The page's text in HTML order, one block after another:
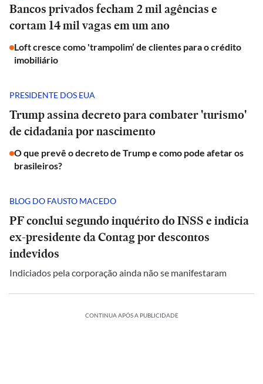
Bancos privados fecham 2 mil agências e
cortam 14 mil vagas em um ano
Loft cresce como 'trampolim’ de clientes para o crédito
imobiliário
PRESIDENTE DOS EUA
Trump assina decreto para combater 'turismo'
de cidadania por nascimento
O que prevê o decreto de Trump e como pode afetar os
brasileiros?
BLOG DO FAUSTO MACEDO
PF conclui segundo inquérito do INSS e indicia
ex-presidente da Contag por descontos
indevidos
Indiciados pela corporação ainda não se manifestaram
CONTINUA APÓS A PUBLICIDADE